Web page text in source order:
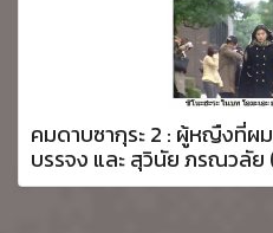
คมดาบซากุระ 2 : ผู้หญืงที่ผ
บรรจง และ สุวินัย ภรณวลั